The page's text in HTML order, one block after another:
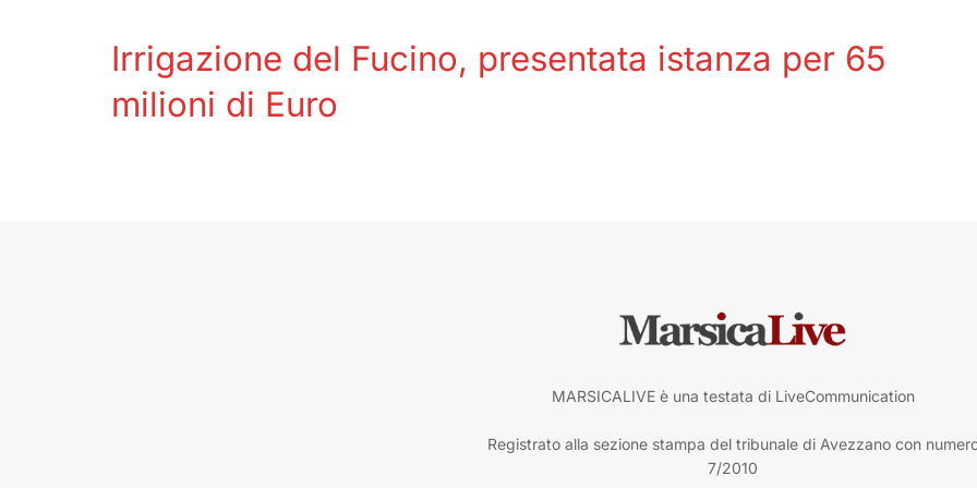
Irrigazione del Fucino, presentata istanza per 65
milioni di Euro
MARSICALIVE è una testata di LiveCommunication
Registrato alla sezione stampa del tribunale di Avezzano con
7/2010